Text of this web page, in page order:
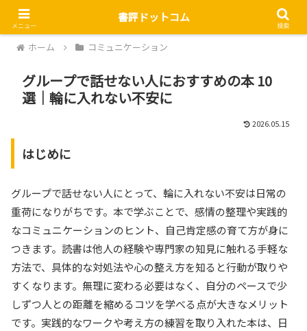
ホーム コミュニケーション
グループで話せない人におすすめの本 10
選｜輪に入れない不安に
2026.05.15
はじめに
グループで話せない人にとって、輪に入れない不安は日常の
重荷になりがちです。本で学ぶことで、感情の整理や実践的
なコミュニケーションのヒント、自己肯定感の育て方が身に
つきます。読書は他人の経験や専門家の知見に触れる手軽な
方法で、具体的な対処法や心の整え方を知ると行動が取りや
すくなります。無理に変わる必要はなく、自分のペースで少
しずつ人との距離を縮めるコツを学べる点が大きなメリット
です。実践的なワークや考え方の練習を取り入れた本は、日
メニュー
書評ドットコム
検索